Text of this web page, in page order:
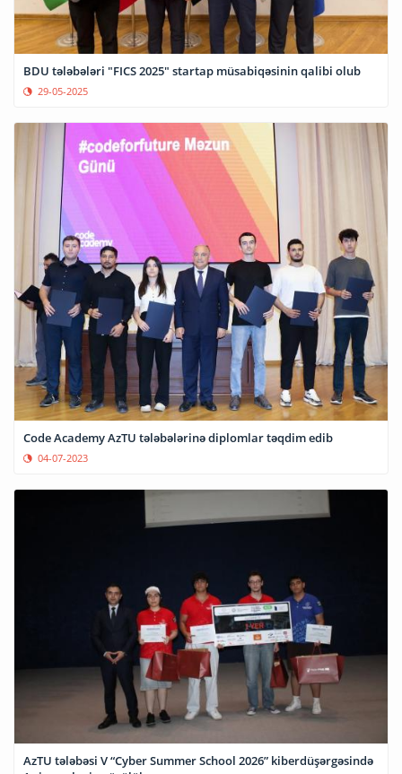
BDU tələbələri "FICS 2025" startap müsabiqəsinin qalibi olub
29-05-2025
Code Academy AzTU tələbələrinə diplomlar təqdim edib
04-07-2023
AzTU tələbəsi V “Cyber Summer School 2026” kiberdüşərgəsində